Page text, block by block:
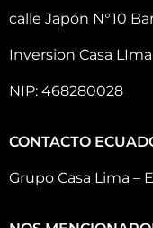
calle Japón N°10
Inversion Casa
NIP: 468280028
CONTACTO
Grupo Casa Lima –